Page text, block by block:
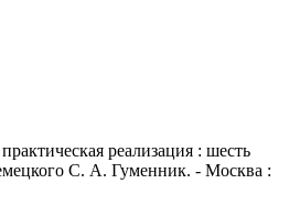
реализация : шесть
С. А. Гуменник. - Москва :